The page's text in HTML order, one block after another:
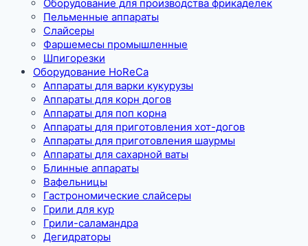
Оборудование для производства фрикаделек
Пельменные аппараты
Слайсеры
Фаршемесы промышленные
Шпигорезки
Оборудование HoReCa
Аппараты для варки кукурузы
Аппараты для корн догов
Аппараты для поп корна
Аппараты для приготовления хот-догов
Аппараты для приготовления шаурмы
Аппараты для сахарной ваты
Блинные аппараты
Вафельницы
Гастрономические слайсеры
Грили для кур
Грили-саламандра
Дегидраторы